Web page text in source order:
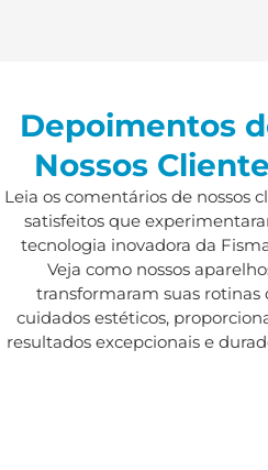
Depoimentos
Nossos
Leia os comentários de nossos
satisfeitos que
tecnologia inovadora da
Veja como nossos
transformaram suas rotinas
cuidados estéticos,
resultados excepcionais e